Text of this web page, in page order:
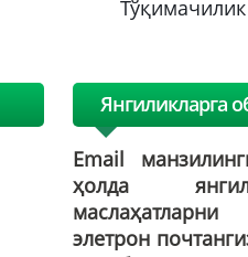
Янгиликларга
Email
ҳолда
маслаҳатларни
элетрон